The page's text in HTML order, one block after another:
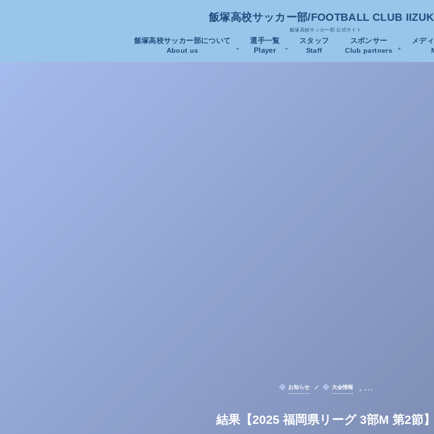
飯塚高校サッカー部/FOOTBALL CLUB
飯塚高校サッカー部 公式サイト
飯塚高校サッカー部について
About us
選手一覧
Player
スタッフ
Staff
スポンサー
Club partners
メデ
お知らせ 大会情報 , …
結果【2025 福岡県リーグ 3部M 第2節